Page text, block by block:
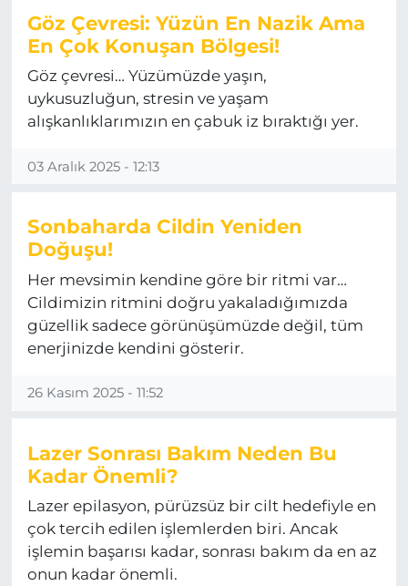
Göz Çevresi: Yüzün En Nazik Ama
En Çok Konuşan Bölgesi!
Göz çevresi… Yüzümüzde yaşın,
uykusuzluğun, stresin ve yaşam
alışkanlıklarımızın en çabuk iz bıraktığı yer.
03 Aralık 2025 - 12:13
Sonbaharda Cildin Yeniden
Doğuşu!
Her mevsimin kendine göre bir ritmi var…
Cildimizin ritmini doğru yakaladığımızda
güzellik sadece görünüşümüzde değil, tüm
enerjinizde kendini gösterir.
26 Kasım 2025 - 11:52
Lazer Sonrası Bakım Neden Bu
Kadar Önemli?
Lazer epilasyon, pürüzsüz bir cilt hedefiyle en
çok tercih edilen işlemlerden biri. Ancak
işlemin başarısı kadar, sonrası bakım da en az
onun kadar önemli.